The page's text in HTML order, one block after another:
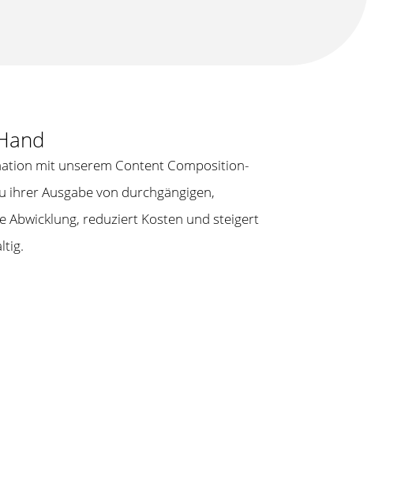
mit unserem Content Composition-
ihrer Ausgabe von durchgängigen,
Abwicklung, reduziert Kosten und steigert